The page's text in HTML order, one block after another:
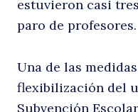
estuvieron casi
paro de profesores.
Una de las
flexibilización del
Subvención